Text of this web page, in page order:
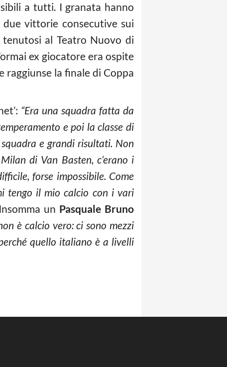
a tutti. I granata hanno
vittorie consecutive sui
al Teatro Nuovo di
ex giocatore era ospite
raggiunse la finale di Coppa
“Era una squadra fatta da
e poi la classe di
e grandi risultati. Non
di Van Basten, c’erano i
forse impossibile. Come
tengo il mio calcio con i vari
Insomma un Pasquale Bruno
è calcio vero: ci sono mezzi
quello italiano è a livelli